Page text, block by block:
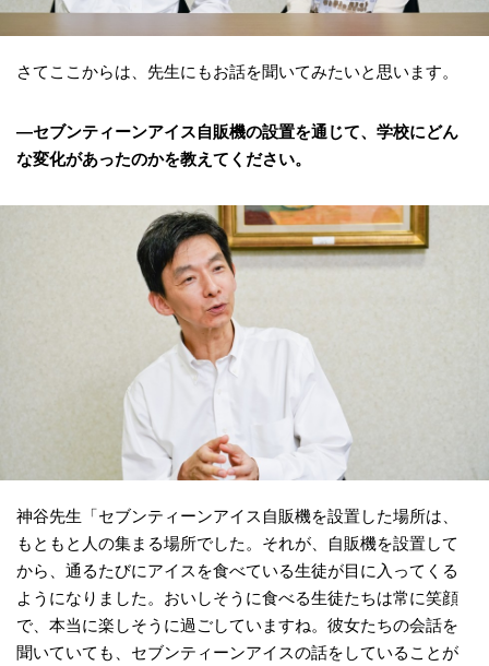
さてここからは、先生にもお話を聞いてみたいと思います。
―セブンティーンアイス自販機の設置を通じて、学校にどん
な変化があったのかを教えてください。
神谷先生「セブンティーンアイス自販機を設置した場所は、
もともと人の集まる場所でした。それが、自販機を設置して
から、通るたびにアイスを食べている生徒が目に入ってくる
ようになりました。おいしそうに食べる生徒たちは常に笑顔
で、本当に楽しそうに過ごしていますね。彼女たちの会話を
聞いていても、セブンティーンアイスの話をしていることが